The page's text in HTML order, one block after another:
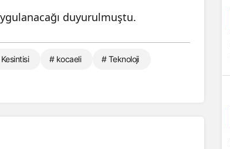
duyurulmuştu.
# kocaeli # Teknoloji